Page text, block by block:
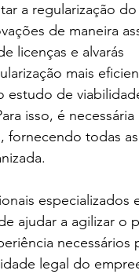
a regularização
de maneira
licenças e alvarás
mais
de
isso, é
fornecendo todas
especializados
ajudar a agilizar o
necessários
legal do